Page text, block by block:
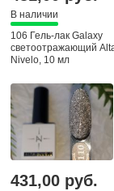
В наличии
106 Гель-лак Galaxy
светоотражающий
Nivelo, 10 мл
431,00 руб.